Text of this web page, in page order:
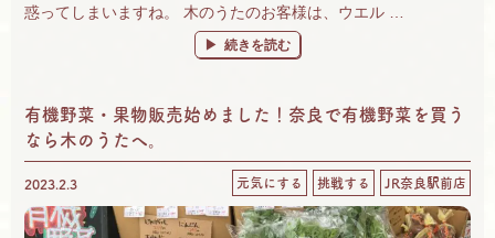
惑ってしまいますね。 木のうたのお客様は、ウエル …
“季節の変わり目の体調不良に「若甦」が効
続きを読む
有機野菜・果物販売始めました！奈良で有機野菜を買う
なら木のうたへ。
2023.2.3 元気にする 挑戦する JR奈良駅前店